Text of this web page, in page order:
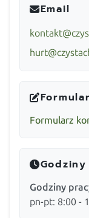
Email
Formularz
Godziny
pn-pt: 8:00 -